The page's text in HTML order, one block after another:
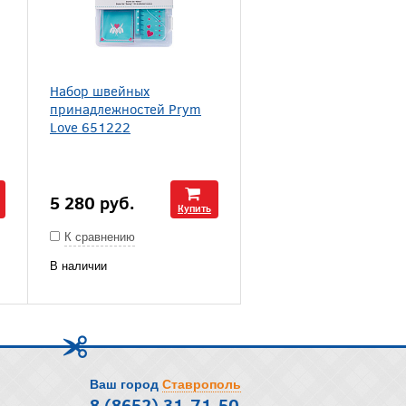
Набор швейных
принадлежностей Prym
Love 651222
5 280 руб. Купить
К сравнению
В наличии
Ваш город Ставрополь